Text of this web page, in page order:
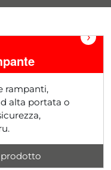
›
rampanti,
alta portata o
prodotto